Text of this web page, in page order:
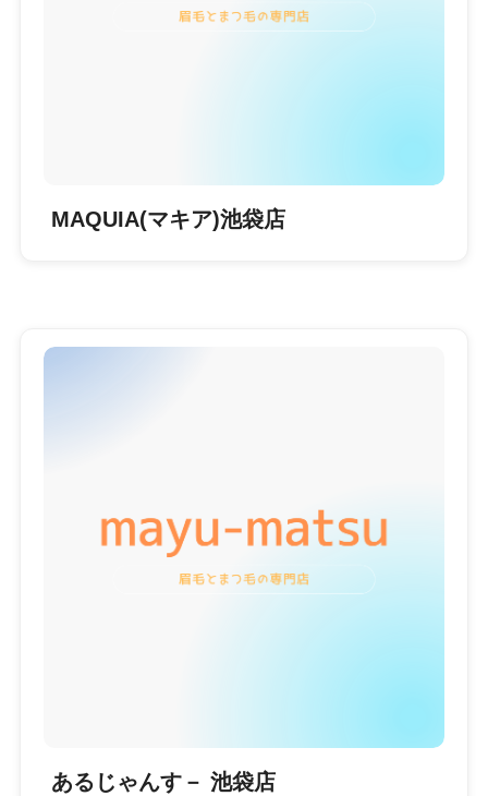
MAQUIA(マキア)池袋店
あるじゃんす－ 池袋店